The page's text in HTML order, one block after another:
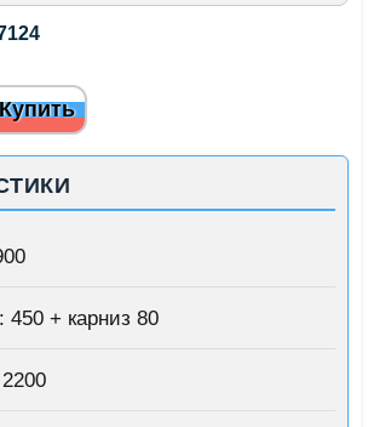
Купить
+ карниз 80